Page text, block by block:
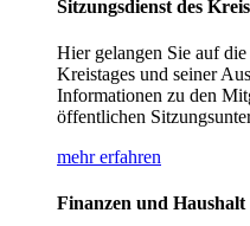
Sitzungsdienst des
Hier gelangen Sie auf die
Kreistages und seiner
Informationen zu den
öffentlichen
mehr erfahren
Finanzen und Haushalt